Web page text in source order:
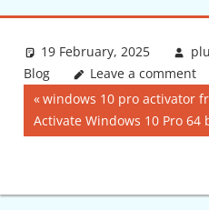
19 February, 2025
Blog
Leave a comment
Post
navigation
Previous
Post:
windows 10 pro activator
Activate Windows 10 Pro 64